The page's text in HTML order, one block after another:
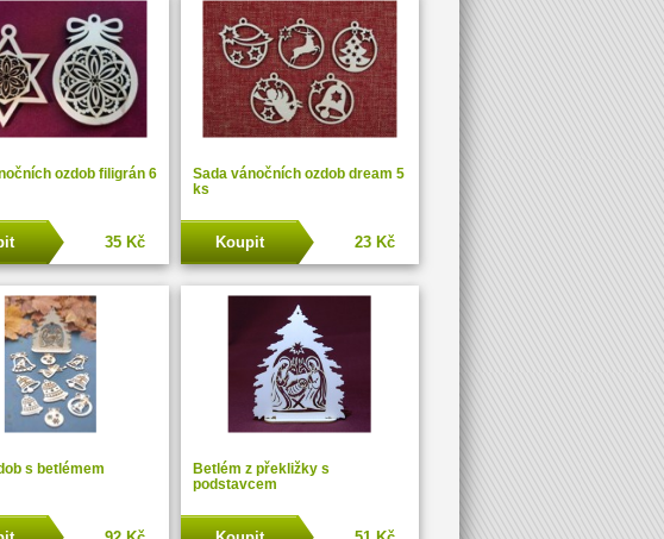
ozdob filigrán 6
35 Kč
Sada vánočních ozdob dream 5
ks
23 Kč
Koupit
s betlémem
Betlém z překližky s
podstavcem